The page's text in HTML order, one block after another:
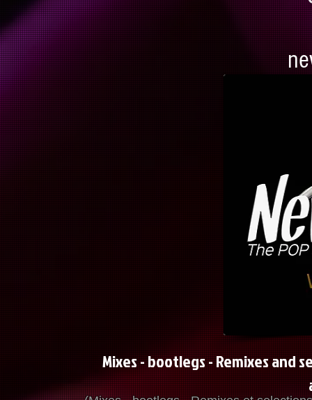
Mixes - bootlegs - Remixes and